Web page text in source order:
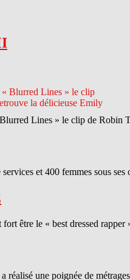
Lines » le clip de
et 400 femmes sous
être le « best dressed rapper
réalisé une poignée de